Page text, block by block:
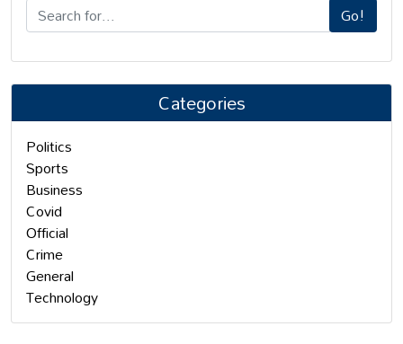
Go!
Categories
Politics
Sports
Business
Covid
Official
Crime
General
Technology